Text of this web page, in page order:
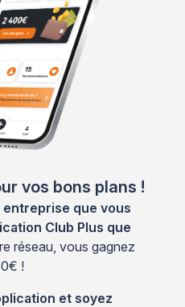
vos bons plans !
entreprise que vous
Club Plus que
réseau, vous gagnez
!
et soyez